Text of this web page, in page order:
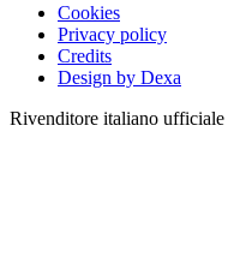
Cookies
Privacy policy
Credits
Design by Dexa
Rivenditore italiano ufficiale